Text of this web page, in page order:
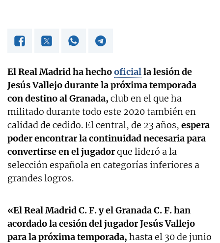
El Real Madrid ha hechooficialla lesión de
Jesús Vallejo durante la próxima temporada
con destino al Granada, club en el que ha
militado durante todo este 2020 también en
calidad de cedido. El central, de 23 años, espera
poder encontrar la continuidad necesaria para
convertirse en el jugadorque lideró a la
selección española en categorías inferiores a
grandes logros.
«El Real Madrid C. F. y el Granada C. F. han
acordado la cesión del jugador Jesús Vallejo
para la próxima temporada, hasta el 30 de junio